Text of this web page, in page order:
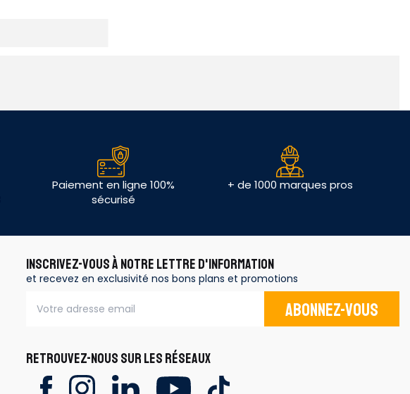
Paiement en ligne 100%
sécurisé
+ de 1000 marques pros
INSCRIVEZ-VOUS À NOTRE LETTRE D'INFORMATION
et recevez en exclusivité nos bons plans et promotions
Abonnez-vous
RETROUVEZ-NOUS SUR LES RÉSEAUX